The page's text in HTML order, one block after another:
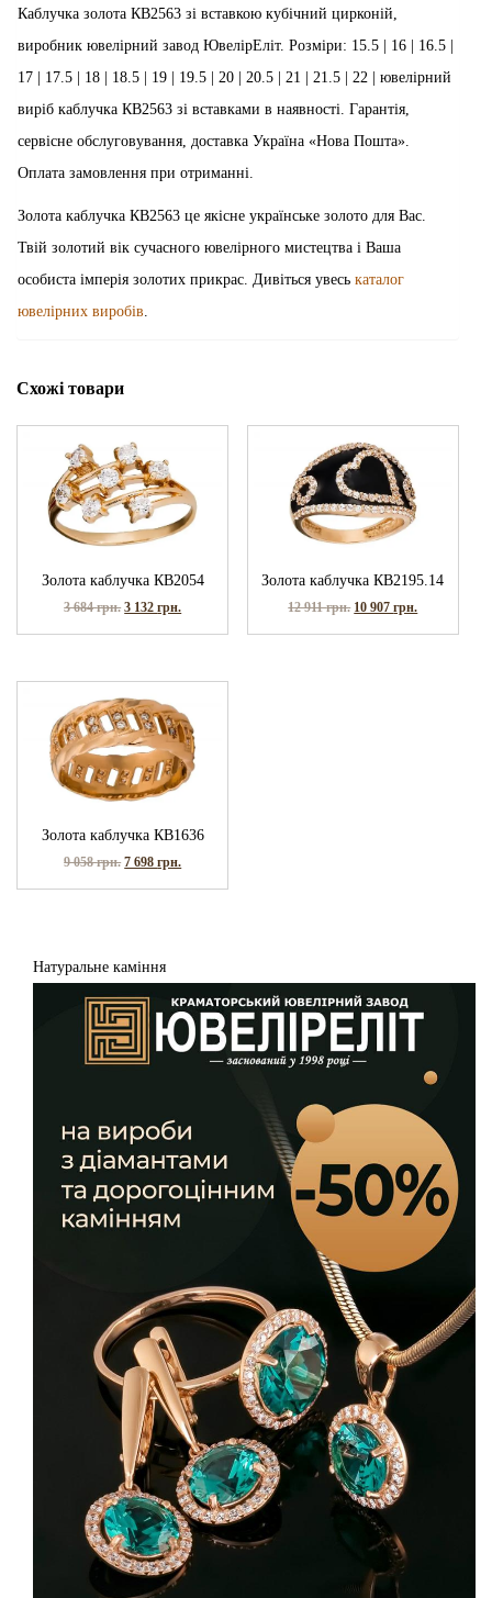
Каблучка золота КВ2563 зі вставкою кубічний цирконій,
виробник ювелірний завод ЮвелірЕліт. Розміри: 15.5 | 16 | 16.5 |
17 | 17.5 | 18 | 18.5 | 19 | 19.5 | 20 | 20.5 | 21 | 21.5 | 22 | ювелірний
виріб каблучка КВ2563 зі вставками в наявності. Гарантія,
сервісне обслуговування, доставка Україна «Нова Пошта».
Оплата замовлення при отриманні.
Золота каблучка КВ2563 це якісне українське золото для Вас.
Твій золотий вік сучасного ювелірного мистецтва і Ваша
особиста імперія золотих прикрас. Дивіться увесь каталог
ювелірних виробів
Схожі товари
Золота каблучка КВ2054
3 684грн. 3 132грн.
Золота каблучка КВ2195.14
12 911грн. 10 907грн.
Золота каблучка КВ1636
9 058грн. 7 698грн.
Натуральне каміння